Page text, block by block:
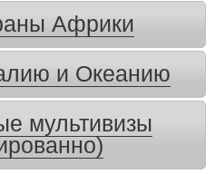
Африки
и Океанию
мультивизы